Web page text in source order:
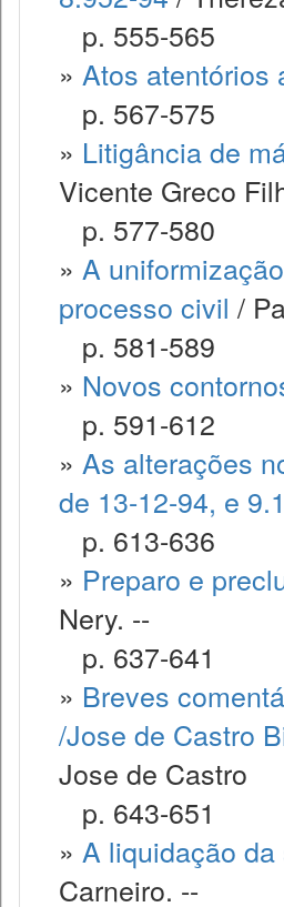
p. 555-565
» Atos atentórios
p. 567-575
» Litigância de
Vicente Greco
p. 577-580
» A
processo civil /
p. 581-589
» Novos
p. 591-612
» As alterações
de 13-12-94, e
p. 613-636
» Preparo e
Nery. --
p. 637-641
» Breves
/Jose de Castro
Jose de Castro
p. 643-651
» A liquidação
Carneiro. --